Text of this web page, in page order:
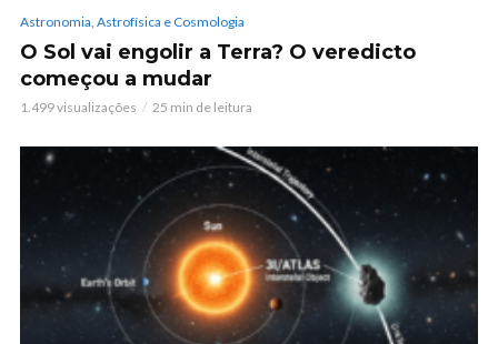
Astronomia, Astrofísica e Cosmologia
O Sol vai engolir a Terra? O veredicto
começou a mudar
1.499 visualizações 25 min de leitura